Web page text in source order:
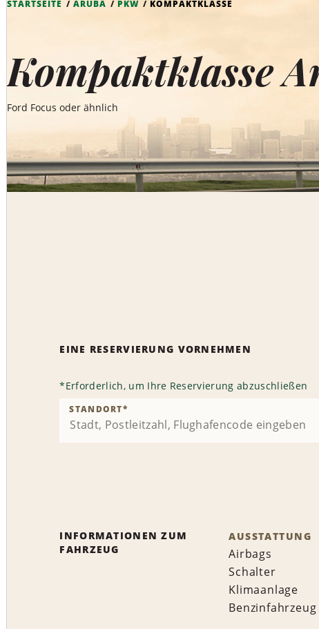
STARTSEITE ARUBA PKW KOMPAKTKLASSE
Kompaktklasse
Ford Focus oder ähnlich
EINE RESERVIERUNG VORNEHMEN
*Erforderlich, um Ihre Reservierung abzuschließen
STANDORT*
INFORMATIONEN ZUM
FAHRZEUG
AUSSTATTUNG
Airbags
Schalter
Klimaanlage
Benzinfahrzeug